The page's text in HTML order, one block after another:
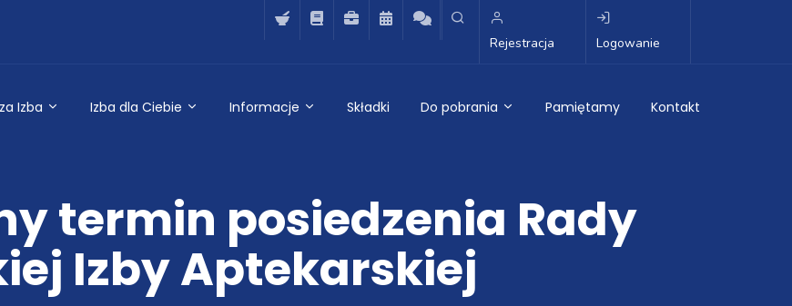
Rejestracja Logowanie
Izba Izba dla Ciebie Informacje Składki Do pobrania Pamiętamy Kontakt
termin posiedzenia Rady
Izby Aptekarskiej